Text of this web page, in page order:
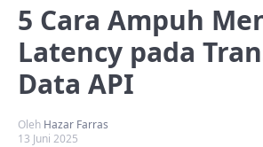
5 Cara Ampuh
Latency pada
Data API
Oleh Hazar Farras
13 Juni 2025